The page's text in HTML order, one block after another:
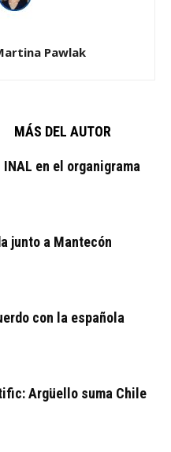
Pawlak
MÁS DEL AUTOR
en el organigrama
junto a Mantecón
con la española
Argüello suma Chile